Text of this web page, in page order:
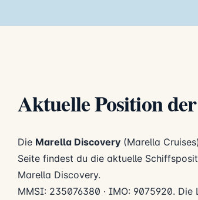
Aktuelle Position
Die Marella Discovery (Marella
Seite findest du die aktuelle
Marella Discovery.
MMSI: 235076380 · IMO: 9075920.